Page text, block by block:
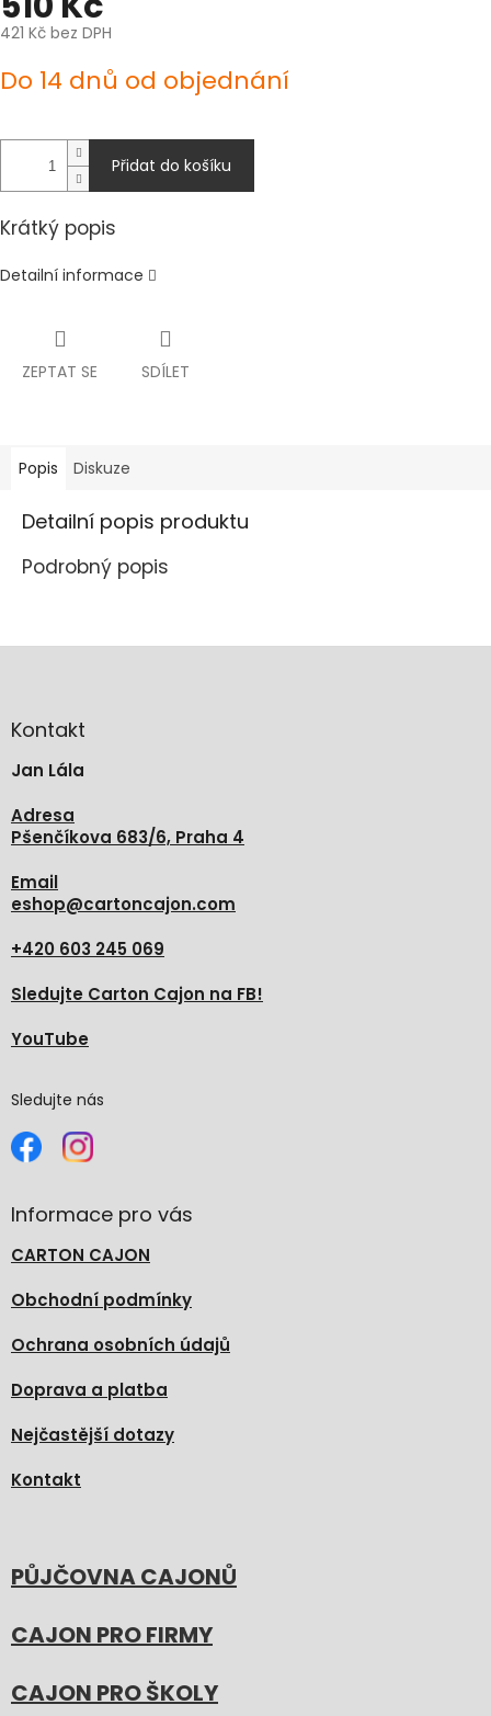
421 Kč bez DPH
cena:
Do 14 dnů od objednání
Přidat do košíku
Krátký popis
Detailní informace
ZEPTAT SE SDÍLET
Popis Diskuze
Detailní popis produktu
Podrobný popis
aKontakt
Jan Lála
Adresa
Pšenčíkova 683/6, Praha 4
Email
eshop@cartoncajon.com
+420 603 245 069
Sledujte Carton Cajon na FB!
YouTube
Sledujte nás
Informace pro vás
CARTON CAJON
Obchodní podmínky
Ochrana osobních údajů
Doprava a platba
Nejčastější dotazy
Kontakt
PŮJČOVNA CAJONŮ
CAJON PRO FIRMY
CAJON PRO ŠKOLY